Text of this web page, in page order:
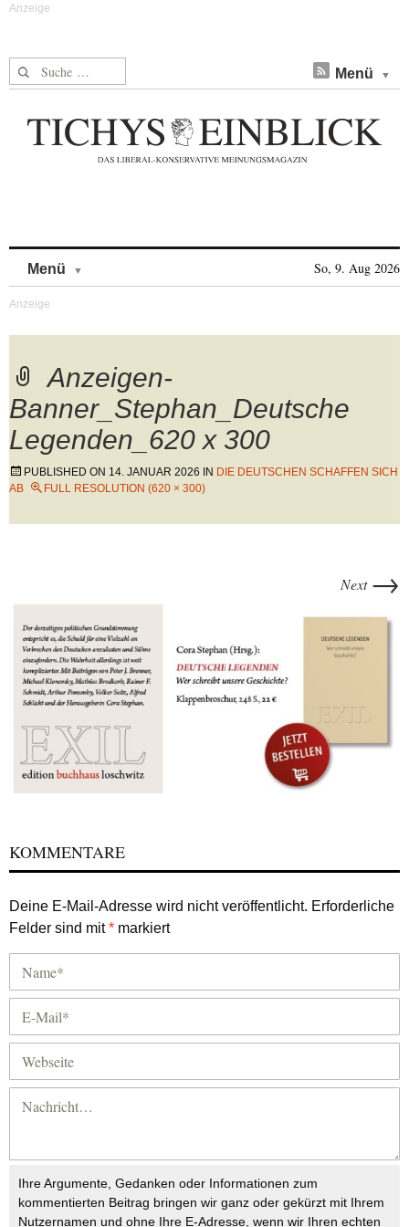
Suche nach: Menü
Menü So, 9. Aug 2026
Anzeigen-
Banner_Stephan_Deutsche
Legenden_620 x 300
PUBLISHED ON 14. JANUAR 2026 IN DIE DEUTSCHEN SCHAFFEN SICH
AB
FULL RESOLUTION (620 × 300)
Next →
KOMMENTARE
Deine E-Mail-Adresse wird nicht veröffentlicht. Erforderliche
Felder sind mit* markiert
Ihre Argumente, Gedanken oder Informationen zum
kommentierten Beitrag bringen wir ganz oder gekürzt mit Ihrem
Nutzernamen und ohne Ihre E-Adresse, wenn wir Ihren echten